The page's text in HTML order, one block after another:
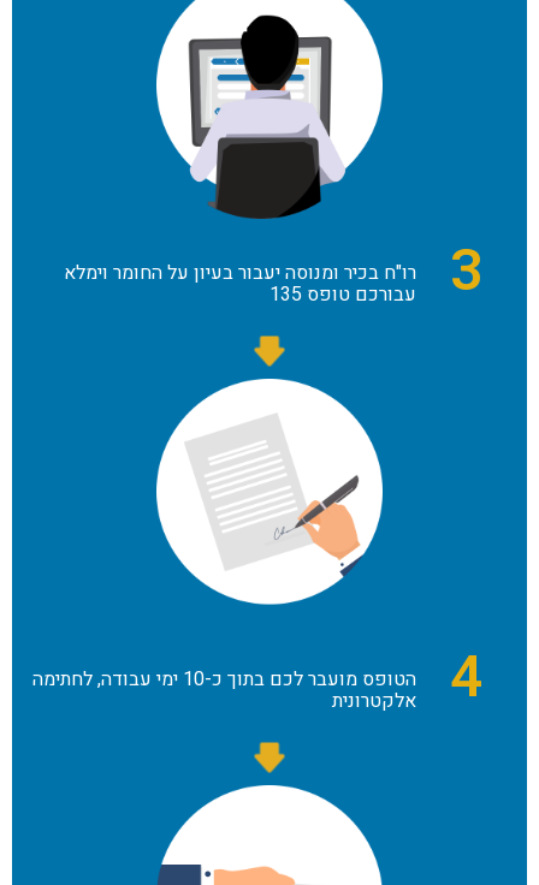
3 רו"ח בכיר ומנוסה יעבור בעיון על החומר וימלא
עבורכם טופס 135
4 הטופס מועבר לכם בתוך כ-10 ימי עבודה, לחתימה
אלקטרונית